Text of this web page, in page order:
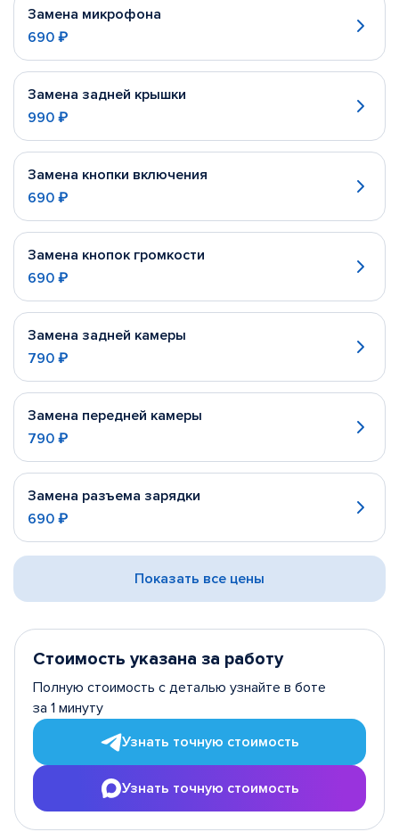
Замена микрофона
690 ₽
Замена задней крышки
990 ₽
Замена кнопки включения
690 ₽
Замена кнопок громкости
690 ₽
Замена задней камеры
790 ₽
Замена передней камеры
790 ₽
Замена разъема зарядки
690 ₽
Показать все цены
Стоимость указана за работу
Полную стоимость с деталью узнайте в боте
за 1 минуту
Узнать точную стоимость
Узнать точную стоимость